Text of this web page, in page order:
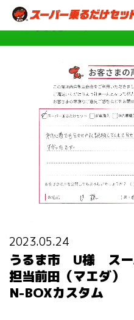
2023.05.24
うるま市 U様 スー
担当前田（マエダ）
N-BOXカスタム